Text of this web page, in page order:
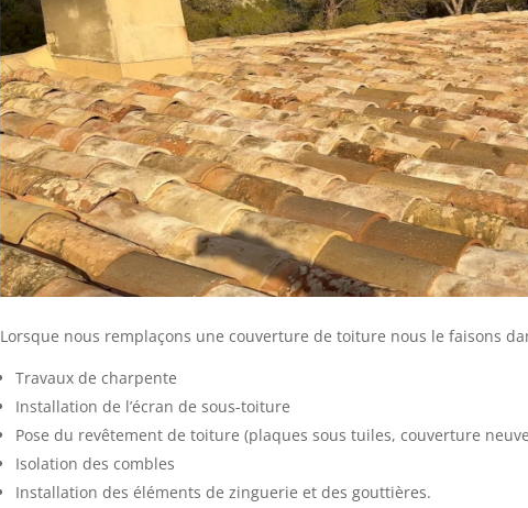
Lorsque nous remplaçons une couverture de toiture nous le faisons
Travaux de charpente
Installation de l’écran de sous-toiture
Pose du revêtement de toiture (plaques sous tuiles, couverture
Isolation des combles
Installation des éléments de zinguerie et des gouttières.